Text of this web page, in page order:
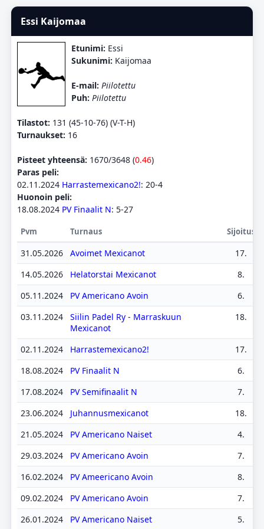
Essi Kaijomaa
Etunimi: Essi
Sukunimi: Kaijomaa
E-mail: Piilotettu
Puh: Piilotettu
Tilastot: 131 (45-10-76) (V-T-H)
Turnaukset: 16
Pisteet yhteensä: 1670/3648 (0.46)
Paras peli:
02.11.2024 Harrastemexicano2!: 20-4
Huonoin peli:
18.08.2024 PV Finaalit N: 5-27
Pvm Turnaus Sijoitus
31.05.2026 Avoimet Mexicanot
17.
14.05.2026
Helatorstai Mexicanot
8.
05.11.2024
PV Americano Avoin
6.
03.11.2024
Siilin Padel Ry - Marraskuun
Mexicanot
18.
02.11.2024 Harrastemexicano2!
17.
18.08.2024
PV Finaalit N
6.
17.08.2024
PV Semifinaalit N
7.
23.06.2024
Juhannusmexicanot
18.
21.05.2024
PV Americano Naiset
4.
29.03.2024
PV Americano Avoin
7.
16.02.2024
PV Ameericano Avoin
8.
09.02.2024
PV Americano Avoin
7.
26.01.2024
PV Americano Naiset 5.